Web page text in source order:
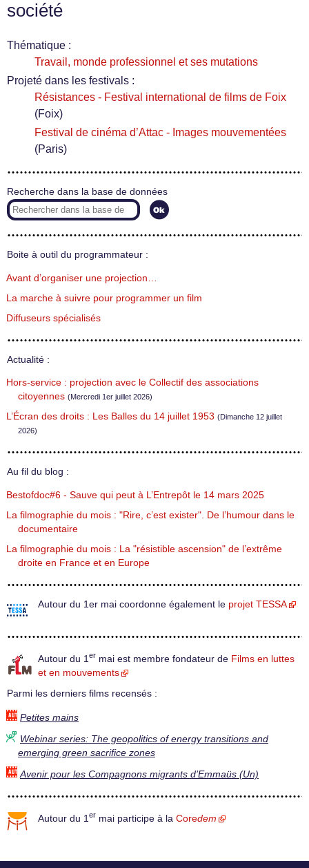
société
Thématique :
Travail, monde professionnel et ses mutations
Projeté dans les festivals :
Résistances - Festival international de films de Foix
(Foix)
Festival de cinéma d’Attac - Images mouvementées
(Paris)
Recherche dans la base de données
Boite à outil du programmateur :
Avant d’organiser une projection…
La marche à suivre pour programmer un film
Diffuseurs spécialisés
Actualité :
Hors-service : projection avec le Collectif des associations
citoyennes (Mercredi 1er juillet 2026)
L’Écran des droits : Les Balles du 14 juillet 1953 (Dimanche 12 juillet
2026)
Au fil du blog :
Bestofdoc#6 - Sauve qui peut à L’Entrepôt le 14 mars 2025
La filmographie du mois : "Rire, c’est exister". De l’humour dans le
documentaire
La filmographie du mois : La "résistible ascension" de l’extrême
droite en France et en Europe
Autour du 1er mai coordonne également le projet TESSA
Autour du 1 er mai est membre fondateur de Films en luttes
et en mouvements
Parmi les derniers films recensés :
Petites mains
Webinar series: The geopolitics of energy transitions and
emerging green sacrifice zones
Avenir pour les Compagnons migrants d’Emmaüs (Un)
Autour du 1 er mai participe à la Coredem